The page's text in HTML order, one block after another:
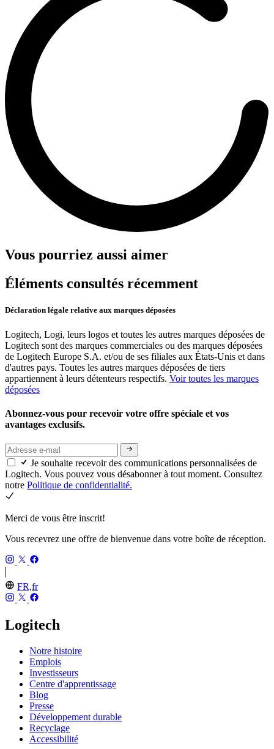
Vous pourriez aussi aimer
Éléments consultés récemment
Déclaration légale relative aux marques déposées
Logitech, Logi, leurs logos et toutes les autres marques déposées de
Logitech sont des marques commerciales ou des marques déposées
de Logitech Europe S.A. et/ou de ses filiales aux États-Unis et dans
d'autres pays. Toutes les autres marques déposées de tiers
appartiennent à leurs détenteurs respectifs. Voir toutes les marques
déposées
Abonnez-vous pour recevoir votre offre spéciale et vos
avantages exclusifs.
Je souhaite recevoir des communications personnalisées de
Logitech. Vous pouvez vous désabonner à tout moment. Consultez
notre Politique de confidentialité.
Merci de vous être inscrit!
Vous recevrez une offre de bienvenue dans votre boîte de réception.
FR,fr
Logitech
Notre histoire
Emplois
Investisseurs
Centre d'apprentissage
Blog
Presse
Développement durable
Recyclage
Accessibilité